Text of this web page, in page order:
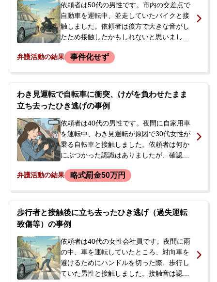
依頼者は50代の男性です。市内の交差点で
自動車を運転中、並走していたバイクと接
触しました。依頼者は後方で大きな音がし
たため接触したかもしれないと思いました
かったため、そのまま走り去りました。し
後日、警察がひき逃げ事件として捜査を開
始し、依頼者は事情聴取を受け、被害者が
診断書を提出すれば人身事故となり、救護
義務違反に問われると説明を受けました。
刑事処分を不安に思い、弁護士に相談され
ました。
弁護活動の結果 事件化せず
わき見運転で自転車に衝突、けがを負わせたまま
立ち去ったひき逃げの事例
依頼者は40代の男性です。夜間に自家用車
を運転中、わき見運転が原因で30代女性が
乗る自転車と接触しました。依頼者は何か
にぶつかった認識はありましたが、確認せ
日、車の傷から事故を疑い現場付近を確認
とを知りました。この事故で女性は尾てい
骨を骨折するけがを負っていました。警察
から複数回取り調べを受け、自身の説明を
信じてもらえない状況に不安を感じ、今後
の対応について当事務所へ相談されまし
た。
弁護活動の結果 略式罰金50万円
歩行者と接触後に立ち去ったひき逃げ（過失運転
致傷等）の事例
依頼者は40代の女性会社員です。夜間に雨
の中、車を運転していたところ、対向車を
避けるためにハンドルを切った際、歩行し
ていた男性と接触しました。接触音は認識